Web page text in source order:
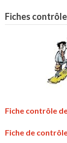
Fiches
Fiche contrôle
Fiche de